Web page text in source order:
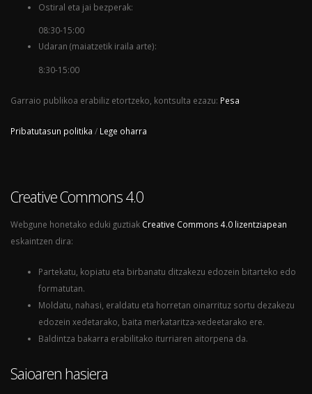
Ostiral eta jai bezperak:
08:30-15:00
Udaran (maiatzetik iraila arte):
8:30-15:00
Garraio publikoa erabiliz etortzeko, kontsulta ezazu: Pesa
Pribatutasun politika / Lege oharra
Creative Commons 4.0
Webgune honetako eduki guztiak Creative Commons 4.0 lizentziapean
eskaintzen dira:
Partekatu, kopiatu eta birbanatu ditzakezu edozein bitarteko edo
formatutan.
Moldatu, nahasi, eraldatu eta horretan oinarrituz sortu dezakezu
edozein xedetarako, baita merkataritza-xedeetarako ere.
Baldintza bakarra erabilitako iturriaren aitorpena da.
Saioaren hasiera